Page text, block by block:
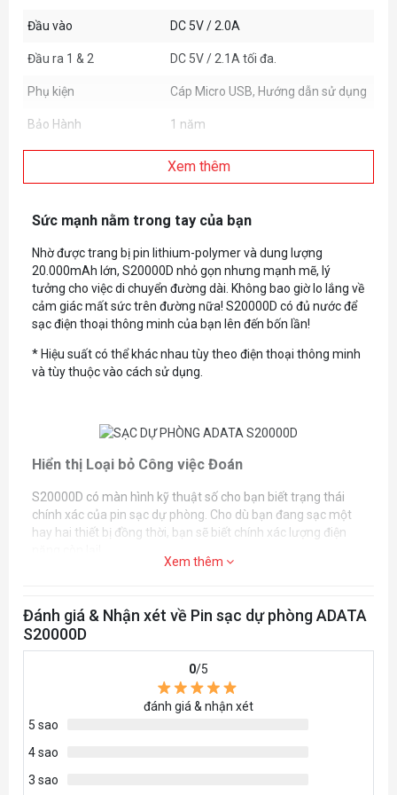
Đầu vào DC 5V / 2.0A
Đầu ra 1 & 2 DC 5V / 2.1A tối đa.
Phụ kiện Cáp Micro USB, Hướng dẫn sử dụng
Bảo Hành 1 năm
Xem thêm
Sức mạnh nằm trong tay của bạn
Nhờ được trang bị pin lithium-polymer và dung lượng
20.000mAh lớn, S20000D nhỏ gọn nhưng mạnh mẽ, lý
tưởng cho việc di chuyển đường dài. Không bao giờ lo lắng về
cảm giác mất sức trên đường nữa! S20000D có đủ nước để
sạc điện thoại thông minh của bạn lên đến bốn lần!
* Hiệu suất có thể khác nhau tùy theo điện thoại thông minh
và tùy thuộc vào cách sử dụng.
Hiển thị Loại bỏ Công việc Đoán
S20000D có màn hình kỹ thuật số cho bạn biết trạng thái
chính xác của pin sạc dự phòng. Cho dù bạn đang sạc một
hay hai thiết bị đồng thời, bạn sẽ biết chính xác lượng điện
Đầu ra USB kép
S20000D có hai cổng USB đầu ra tổng cộng 2.1A. Sạc đồng
thời hai thiết bị di động và giảm thời gian chờ đợi phiền phức!
Ổn định và bền
Xem thêm
Đánh giá & Nhận xét về Pin sạc dự phòng ADATA
S20000D
0/5
đánh giá & nhận xét
5 sao
4 sao
3 sao